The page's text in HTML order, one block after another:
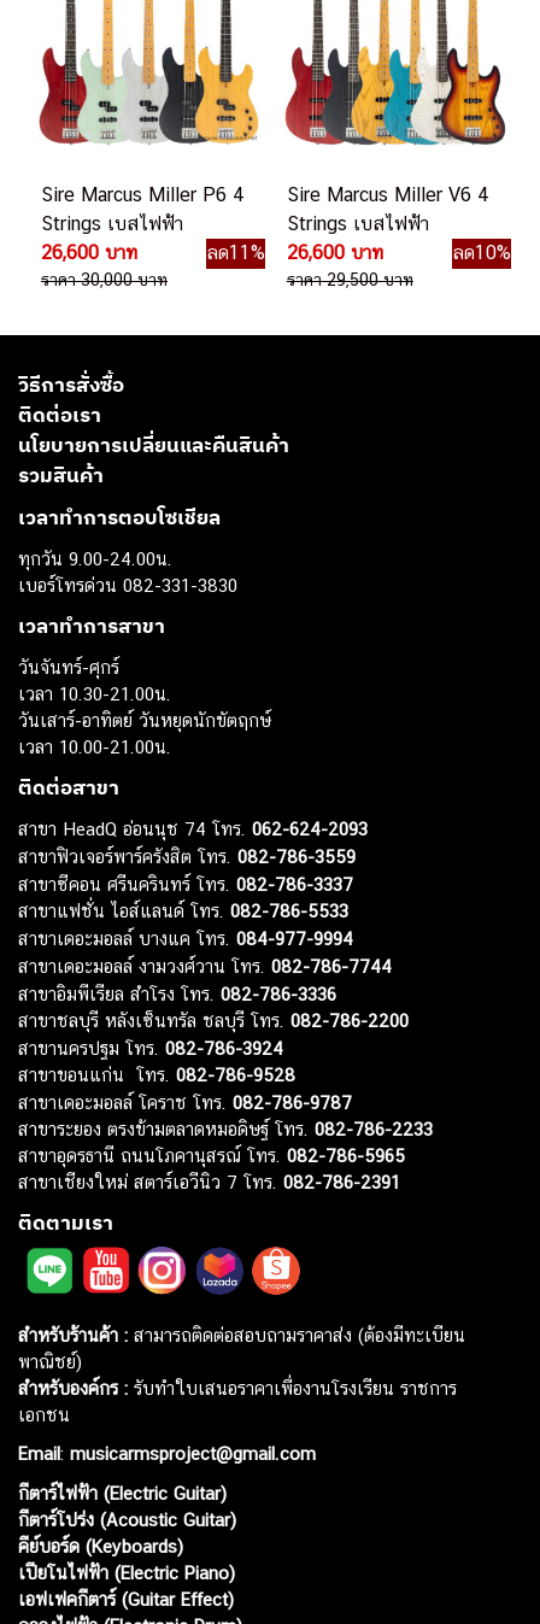
Sire Marcus Miller P6 4
Strings เบสไฟฟ้า
26,600 บาท
ลด11%
ราคา 30,000 บาท
Sire Marcus Miller V6 4
Strings เบสไฟฟ้า
26,600 บาท
ลด10%
ราคา 29,500 บาท
วิธีการสั่งซื้อ
ติดต่อเรา
นโยบายการเปลี่ยนและคืนสินค้า
รวมสินค้า
เวลาทำการตอบโซเชียล
ทุกวัน 9.00-24.00น.
เบอร์โทรด่วน 082-331-3830
เวลาทำการสาขา
วันจันทร์-ศุกร์
เวลา 10.30-21.00น.
วันเสาร์-อาทิตย์ วันหยุดนักขัตฤกษ์
เวลา 10.00-21.00น.
ติดต่อสาขา
สาขา HeadQ อ่อนนุช 74 โทร. 062-624-2093
สาขาฟิวเจอร์พาร์ครังสิต โทร. 082-786-3559
สาขาซีคอน ศรีนครินทร์ โทร. 082-786-3337
สาขาแฟชั่น ไอส์แลนด์ โทร. 082-786-5533
สาขาเดอะมอลล์ บางแค โทร. 084-977-9994
สาขาเดอะมอลล์ งามวงศ์วาน โทร. 082-786-7744
สาขาอิมพีเรียล สำโรง โทร. 082-786-3336
สาขาชลบุรี หลังเซ็นทรัล ชลบุรี โทร. 082-786-2200
สาขานครปฐม โทร. 082-786-3924
สาขาขอนแก่น โทร. 082-786-9528
สาขาเดอะมอลล์ โคราช โทร. 082-786-9787
สาขาระยอง ตรงข้ามตลาดหมอดิษฐ์ โทร. 082-786-2233
สาขาอุดรธานี ถนนโภคานุสรณ์ โทร. 082-786-5965
สาขาเชียงใหม่ สตาร์เอวีนิว 7 โทร. 082-786-2391
ติดตามเรา
สำหรับร้านค้า : สามารถติดต่อสอบถามราคาส่ง (ต้องมีทะเบียน
พาณิชย์)
สำหรับองค์กร : รับทำใบเสนอราคาเพื่องานโรงเรียน ราชการ
เอกชน
Email: musicarmsproject@gmail.com
กีตาร์ไฟฟ้า (Electric Guitar)
กีตาร์โปร่ง (Acoustic Guitar)
คีย์บอร์ด (Keyboards)
เปียโนไฟฟ้า (Electric Piano)
เอฟเฟคกีตาร์ (Guitar Effect)